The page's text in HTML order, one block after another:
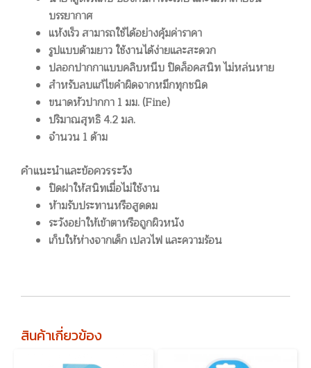
บรรยากาศ
แห้งเร็ว สามารถใช้ได้อย่างคุ้มค่าราคา
รูปแบบด้ามยาว ใช้งานได้ง่ายและสะดวก
ปลอกปากกาแบบคลิบหนีบ ปิดล็อคสนิท ไม่หล่นหาย
สำหรับลบแก้ไขคำผิดจากหมึกทุกชนิด
ขนาดหัวปากกา 1 มม. (Fine)
ปริมาณสุทธิ 4.2 มล.
จำนวน 1 ด้าม
คำแนะนำและข้อควรระวัง
ปิดฝาให้สนิทเมื่อไม่ใช้งาน
ห้ามรับประทานหรือสูดดม
ระวังอย่าให้เข้าตาหรือถูกผิวหนัง
เก็บให้ห่างจากเด็ก เปลวไฟ และความร้อน
สินค้าเกี่ยวข้อง